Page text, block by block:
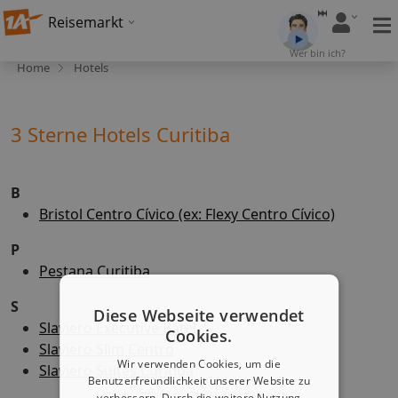
Reisemarkt
Wer bin ich?
Home Hotels
3 Sterne Hotels Curitiba
B
Bristol Centro Cívico (ex: Flexy Centro Cívico)
P
Pestana Curitiba
S
Slaviero Executive Batel
Slaviero Slim Centro
Slaviero Suites Curitiba
Diese Webseite verwendet
Cookies.
Wir verwenden Cookies, um die
Benutzerfreundlichkeit unserer Website zu